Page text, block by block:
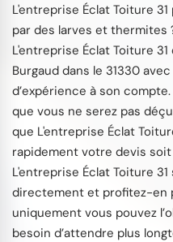
L'entreprise Éclat Toiture
par des larves et thermites
L'entreprise Éclat Toiture
Burgaud dans le 31330
d’expérience à son
que vous ne serez pas
que L'entreprise Éclat
rapidement votre devis
L'entreprise Éclat Toiture
directement et profitez-en
uniquement vous pouvez
besoin d’attendre plus